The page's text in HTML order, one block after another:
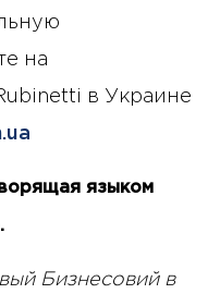
на
в Украине
языком
Бизнесовий в